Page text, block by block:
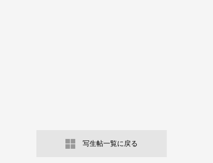
写生帖一覧に戻る